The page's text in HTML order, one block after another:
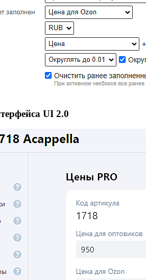
UI 2.0